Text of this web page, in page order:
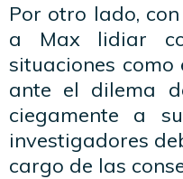
Por otro lado,
a Max lidiar
situaciones
ante el dilema
ciegamente a
investigadores
cargo de las